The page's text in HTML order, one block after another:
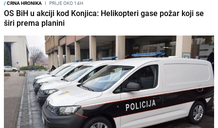
/CRNA HRONIKA I PRIJE OKO 14H
OS BiH u akciji kod Konjica: Helikopteri gase požar koji se
širi prema planini